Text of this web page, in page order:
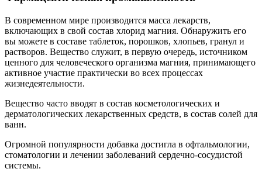
В современном мире производится масса лекарств,
включающих в свой состав хлорид магния. Обнаружить его
вы можете в составе таблеток, порошков, хлопьев, гранул и
растворов. Вещество служит, в первую очередь, источником
ценного для человеческого организма магния, принимающего
активное участие практически во всех процессах
жизнедеятельности.
Вещество часто вводят в состав косметологических и
дерматологических лекарственных средств, в состав солей для
ванн.
Огромной популярности добавка достигла в офтальмологии,
стоматологии и лечении заболеваний сердечно-сосудистой
системы.